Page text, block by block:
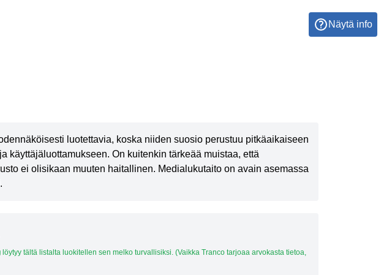
Näytä info
luotettavia, koska niiden suosio perustuu pitkäaikaiseen
käyttäjäluottamukseen. On kuitenkin tärkeää muistaa, että
ei olisikaan muuten haitallinen. Medialukutaito on avain asemassa
löytyy tältä listalta luokitellen sen melko turvallisiksi. (Vaikka Tranco tarjoaa arvokasta tietoa,